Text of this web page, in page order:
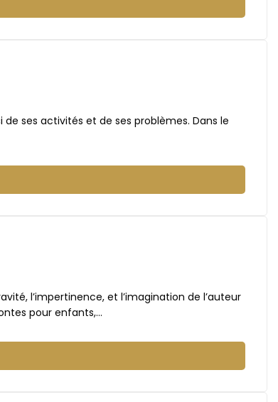
de ses activités et de ses problèmes. Dans le
l’impertinence, et l’imagination de l’auteur
pour enfants,…